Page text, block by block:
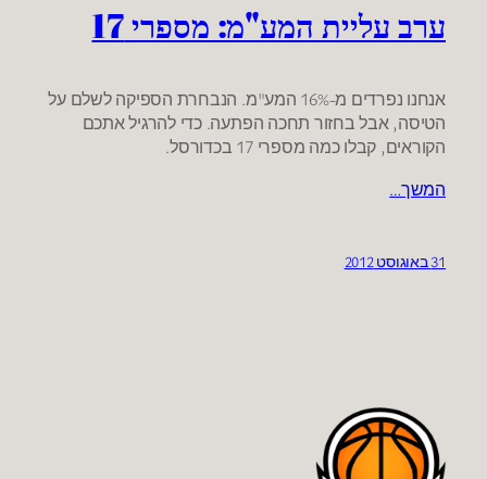
ערב עליית המע"מ: מספרי 17
אנחנו נפרדים מ-16% המע"מ. הנבחרת הספיקה לשלם על
הטיסה, אבל בחזור תחכה הפתעה. כדי להרגיל אתכם
הקוראים, קבלו כמה מספרי 17 בכדורסל.
המשך…
31 באוגוסט 2012